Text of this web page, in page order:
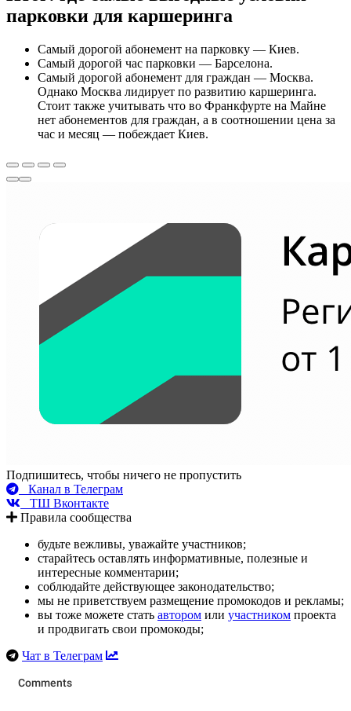
парковки для каршеринга
Самый дорогой абонемент на парковку — Киев.
Самый дорогой час парковки — Барселона.
Самый дорогой абонемент для граждан — Москва.
Однако Москва лидирует по развитию каршеринга.
Стоит также учитывать что во Франкфурте на Майне
нет абонементов для граждан, а в соотношении цена за
час и месяц — побеждает Киев.
Подпишитесь, чтобы ничего не пропустить
Канал в Телеграм
ТШ Вконтакте
Правила сообщества
будьте вежливы, уважайте участников;
старайтесь оставлять информативные, полезные и
интересные комментарии;
соблюдайте действующее законодательство;
мы не приветствуем размещение промокодов и рекламы;
вы тоже можете стать автором или участником проекта
и продвигать свои промокоды;
Чат в Телеграм